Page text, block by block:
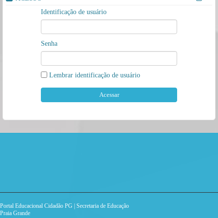
Identificação de usuário
Senha
Lembrar identificação de usuário
Portal Educacional Cidadão PG | Secretaria de Educação
Praia Grande